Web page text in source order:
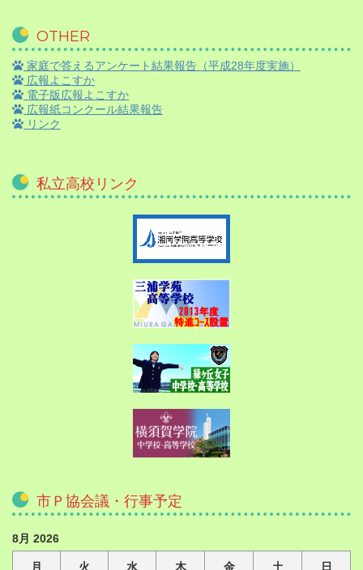
OTHER
家庭で答えるアンケート結果報告（平成28年度実施）
広報よこすか
電子版広報よこすか
広報紙コンクール結果報告
リンク
私立高校リンク
市Ｐ協会議・行事予定
8月 2026
月 火 水 木 金 土 日